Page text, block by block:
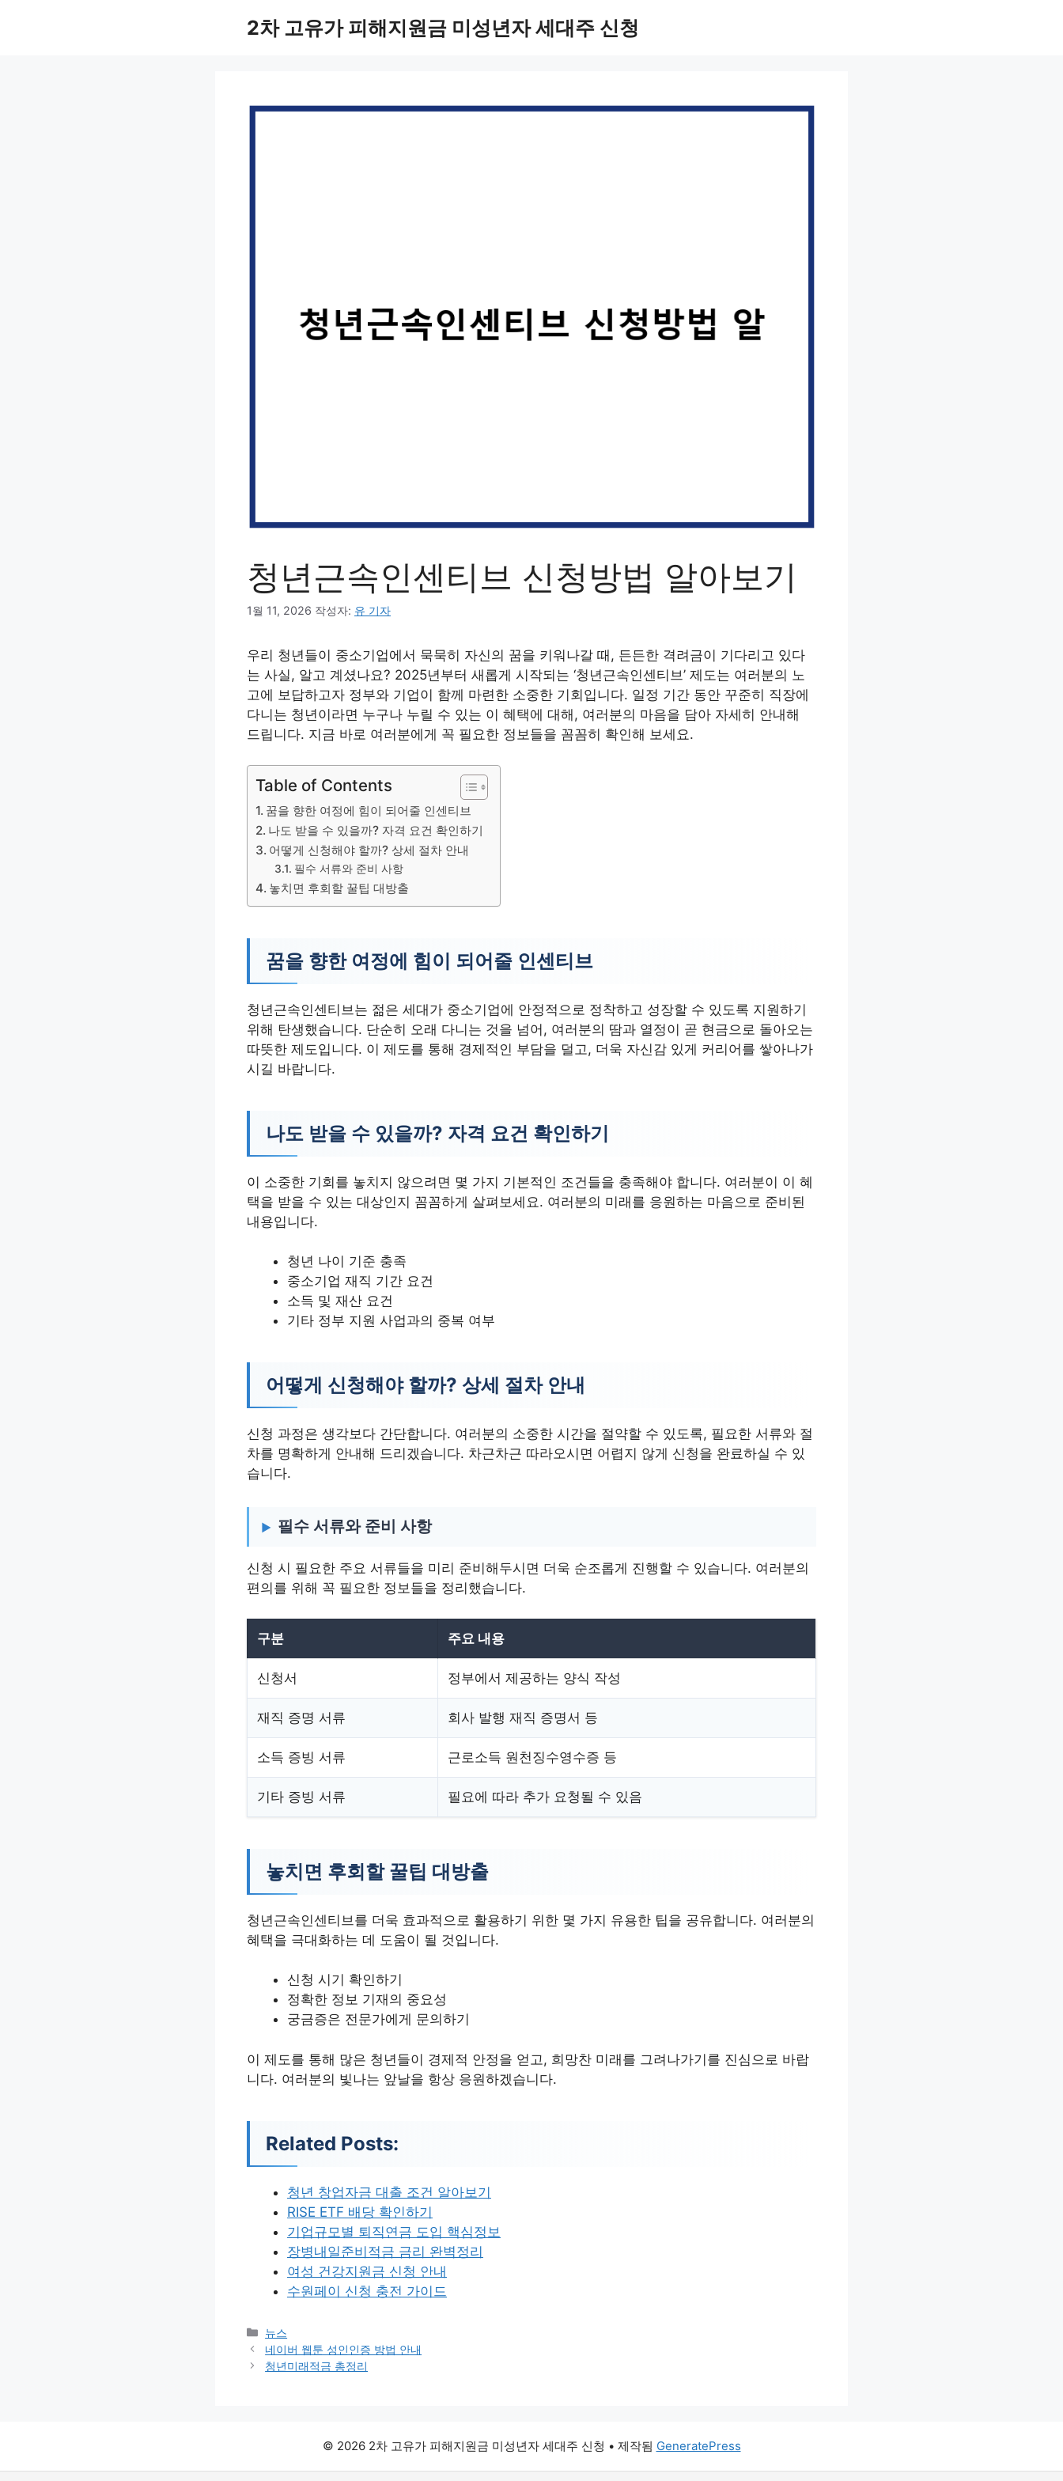
2차 고유가 피해지원금 미성년자 세대주 신청
청년근속인센티브 신청방법 알아보기
1월 11, 2026 작성자: 유 기자
우리 청년들이 중소기업에서 묵묵히 자신의 꿈을 키워나갈 때, 든든한 격려금이 기다리고 있다
는 사실, 알고 계셨나요? 2025년부터 새롭게 시작되는 ‘청년근속인센티브’ 제도는 여러분의 노
고에 보답하고자 정부와 기업이 함께 마련한 소중한 기회입니다. 일정 기간 동안 꾸준히 직장에
다니는 청년이라면 누구나 누릴 수 있는 이 혜택에 대해, 여러분의 마음을 담아 자세히 안내해
드립니다. 지금 바로 여러분에게 꼭 필요한 정보들을 꼼꼼히 확인해 보세요.
Table of Contents
꿈을 향한 여정에 힘이 되어줄 인센티브
나도 받을 수 있을까? 자격 요건 확인하기
어떻게 신청해야 할까? 상세 절차 안내
필수 서류와 준비 사항
놓치면 후회할 꿀팁 대방출
꿈을 향한 여정에 힘이 되어줄 인센티브
청년근속인센티브는 젊은 세대가 중소기업에 안정적으로 정착하고 성장할 수 있도록 지원하기
위해 탄생했습니다. 단순히 오래 다니는 것을 넘어, 여러분의 땀과 열정이 곧 현금으로 돌아오는
따뜻한 제도입니다. 이 제도를 통해 경제적인 부담을 덜고, 더욱 자신감 있게 커리어를 쌓아나가
시길 바랍니다.
나도 받을 수 있을까? 자격 요건 확인하기
이 소중한 기회를 놓치지 않으려면 몇 가지 기본적인 조건들을 충족해야 합니다. 여러분이 이 혜
택을 받을 수 있는 대상인지 꼼꼼하게 살펴보세요. 여러분의 미래를 응원하는 마음으로 준비된
내용입니다.
청년 나이 기준 충족
중소기업 재직 기간 요건
소득 및 재산 요건
기타 정부 지원 사업과의 중복 여부
어떻게 신청해야 할까? 상세 절차 안내
신청 과정은 생각보다 간단합니다. 여러분의 소중한 시간을 절약할 수 있도록, 필요한 서류와 절
차를 명확하게 안내해 드리겠습니다. 차근차근 따라오시면 어렵지 않게 신청을 완료하실 수 있
습니다.
필수 서류와 준비 사항
신청 시 필요한 주요 서류들을 미리 준비해두시면 더욱 순조롭게 진행할 수 있습니다. 여러분의
편의를 위해 꼭 필요한 정보들을 정리했습니다.
구분 주요 내용
신청서 정부에서 제공하는 양식 작성
재직 증명 서류 회사 발행 재직 증명서 등
소득 증빙 서류 근로소득 원천징수영수증 등
기타 증빙 서류 필요에 따라 추가 요청될 수 있음
놓치면 후회할 꿀팁 대방출
청년근속인센티브를 더욱 효과적으로 활용하기 위한 몇 가지 유용한 팁을 공유합니다. 여러분의
혜택을 극대화하는 데 도움이 될 것입니다.
신청 시기 확인하기
정확한 정보 기재의 중요성
궁금증은 전문가에게 문의하기
이 제도를 통해 많은 청년들이 경제적 안정을 얻고, 희망찬 미래를 그려나가기를 진심으로 바랍
니다. 여러분의 빛나는 앞날을 항상 응원하겠습니다.
Related Posts:
청년 창업자금 대출 조건 알아보기
RISE ETF 배당 확인하기
기업규모별 퇴직연금 도입 핵심정보
장병내일준비적금 금리 완벽정리
여성 건강지원금 신청 안내
수원페이 신청 충전 가이드
카
테
고
뉴스
네이버 웹툰 성인인증 방법 안내
청년미래적금 총정리
© 2026 2차 고유가 피해지원금 미성년자 세대주 신청 • 제작됨 GeneratePress